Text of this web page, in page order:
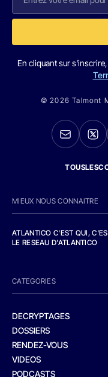
En cliquant sur
© 2026 Talmont
MIEUX NOUS CONNAITRE
ATLANTICO C'EST QUI,
LE RESEAU D'ATLANTICO
CATEGORIES
DECRYPTAGES
DOSSIERS
RENDEZ-VOUS
VIDEOS
PODCASTS